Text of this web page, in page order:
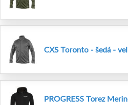
CXS Toronto - šedá -
PROGRESS Torez